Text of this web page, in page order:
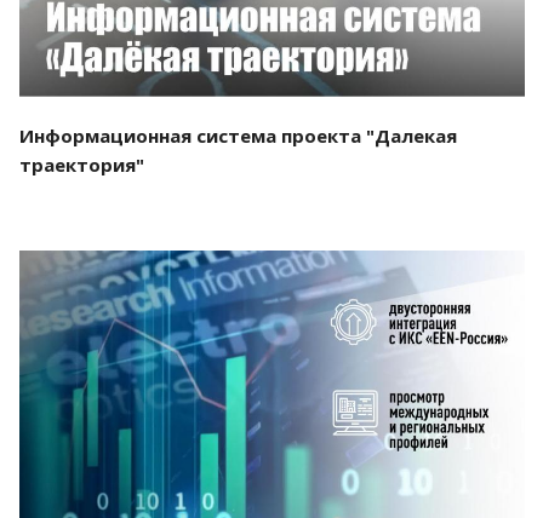
Информационная система проекта "Далекая
траектория"
Смотреть проект